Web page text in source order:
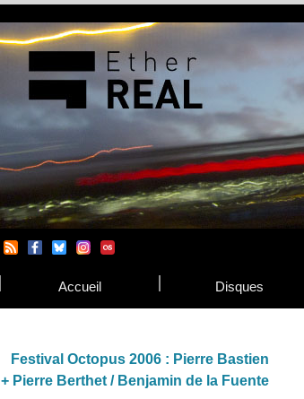
Accueil Disques
Festival Octopus 2006 : Pierre Bastien
+ Pierre Berthet / Benjamin de la Fuente